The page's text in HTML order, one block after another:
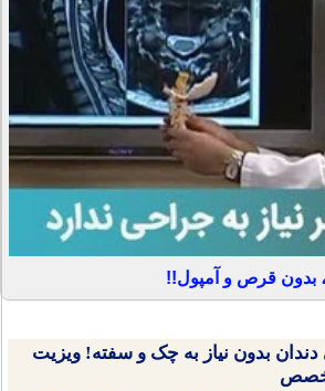
بدون قرص و آمپول!!
دندان بدون نیاز به چک و سفته! ویزیت